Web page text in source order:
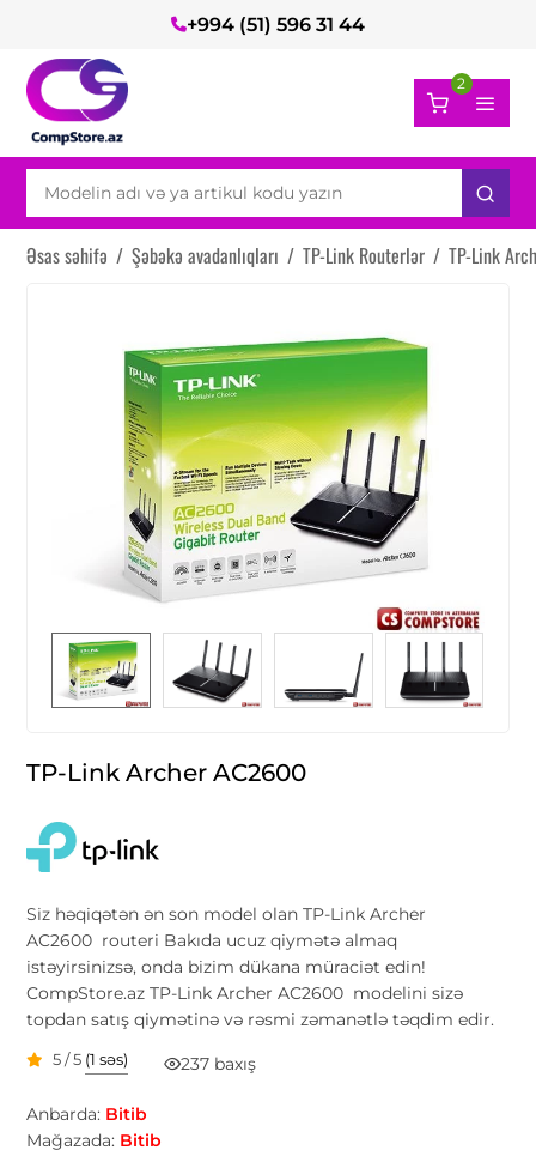
+994 (51) 596 31 44
2
Əsas səhifə / Şəbəkə avadanlıqları / TP-Link Routerlər / TP-Link
TP-Link Archer AC2600
Siz həqiqətən ən son model olan TP-Link Archer
AC2600 routeri Bakıda ucuz qiymətə almaq
istəyirsinizsə, onda bizim dükana müraciət edin!
CompStore.az TP-Link Archer AC2600 modelini sizə
topdan satış qiymətinə və rəsmi zəmanətlə təqdim edir.
5 / 5 (1 səs) 237 baxış
Anbarda: Bitib
Mağazada: Bitib